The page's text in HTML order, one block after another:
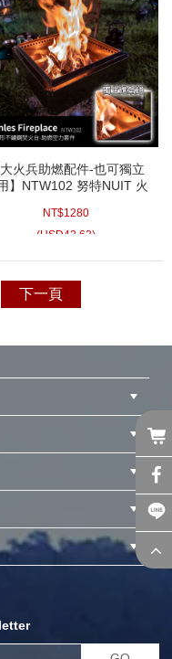
大火兵助燃配件-也可獨立
】NTW102 努特NUIT 火
鏽鋼烤網 適合中秋搭配
或NTW61吊鍋架荷蘭
NT$1280
(USD42.62)
下一頁